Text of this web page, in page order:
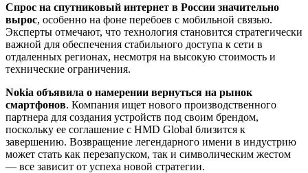
Спрос на спутниковый интернет в России значительно
вырос, особенно на фоне перебоев с мобильной связью.
Эксперты отмечают, что технология становится стратегически
важной для обеспечения стабильного доступа к сети в
отдаленных регионах, несмотря на высокую стоимость и
технические ограничения.
Nokia объявила о намерении вернуться на рынок
смартфонов. Компания ищет нового производственного
партнера для создания устройств под своим брендом,
поскольку ее соглашение с HMD Global близится к
завершению. Возвращение легендарного имени в индустрию
может стать как перезапуском, так и символическим жестом
— все зависит от успеха новой стратегии.